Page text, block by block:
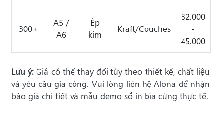
300+
A5 /
A6
Ép
kim
Kraft/Couches
32.000
-
45.000
Lưu ý: Giá có thể thay đổi tùy theo thiết kế, chất liệu
và yêu cầu gia công. Vui lòng liên hệ Alona để nhận
báo giá chi tiết và mẫu demo sổ in bìa cứng thực tế.